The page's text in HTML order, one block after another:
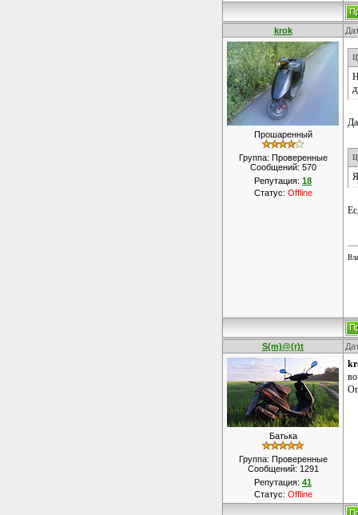
krok
Прошаренный
Группа: Проверенные
Сообщений: 570
Репутация: 18
Статус: Offline
S(m)@(r)t
Батька
Группа: Проверенные
Сообщений: 1291
Репутация: 41
Статус: Offline